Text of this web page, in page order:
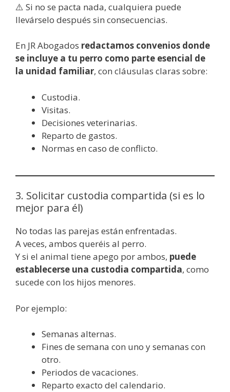
⚠️ Si no se pacta nada, cualquiera puede
llevárselo después sin consecuencias.
En JR Abogados redactamos convenios donde
se incluye a tu perro como parte esencial de
la unidad familiar, con cláusulas claras sobre:
Custodia.
Visitas.
Decisiones veterinarias.
Reparto de gastos.
Normas en caso de conflicto.
3. Solicitar custodia compartida (si es lo
mejor para él)
No todas las parejas están enfrentadas.
A veces, ambos queréis al perro.
Y si el animal tiene apego por ambos, puede
establecerse una custodia compartida, como
sucede con los hijos menores.
Por ejemplo:
Semanas alternas.
Fines de semana con uno y semanas con
otro.
Periodos de vacaciones.
Reparto exacto del calendario.